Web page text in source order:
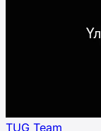
TUG Team